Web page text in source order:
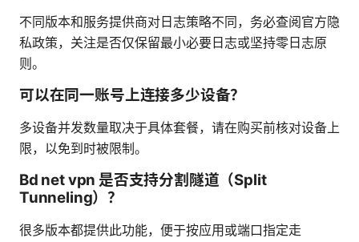
不同版本和服务提供商对日志策略不同，务必查阅官方隐
私政策，关注是否仅保留最小必要日志或坚持零日志原
则。
可以在同一账号上连接多少设备？
多设备并发数量取决于具体套餐，请在购买前核对设备上
限，以免到时被限制。
Bd net vpn 是否支持分割隧道（Split
Tunneling）？
很多版本都提供此功能，便于按应用或端口指定走